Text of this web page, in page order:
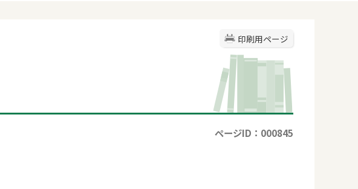
印刷用ページ
ページID：000845